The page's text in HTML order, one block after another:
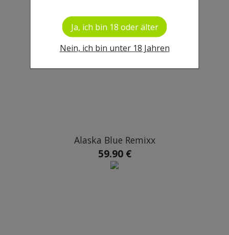
Ja, ich bin 18 oder älter
Nein, ich bin unter 18 Jahren
E46 Love ROt
39.99 € 119.90 €
Alaska Blue Remixx
59.90 €